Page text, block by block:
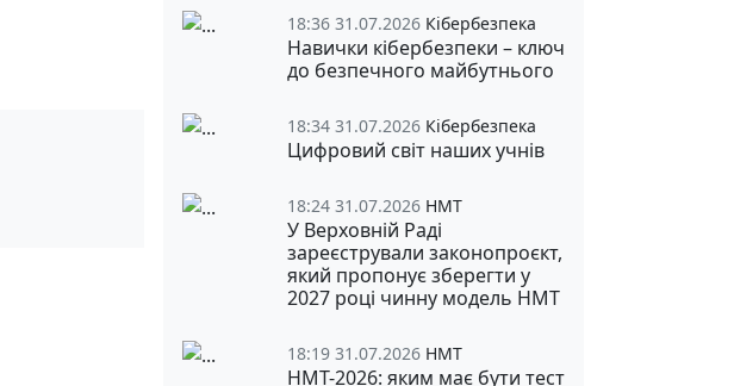
18:36 31.07.2026 Кібербезпека
Навички кібербезпеки – ключ
до безпечного майбутнього
18:34 31.07.2026 Кібербезпека
Цифровий світ наших учнів
18:24 31.07.2026 НМТ
У Верховній Раді
зареєстрували законопроєкт,
який пропонує зберегти у
2027 році чинну модель НМТ
18:19 31.07.2026 НМТ
НМТ-2026: яким має бути тест